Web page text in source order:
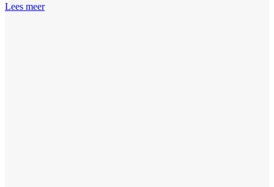
Lees meer